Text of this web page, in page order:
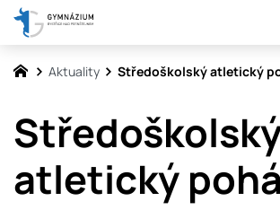
Aktuality Středoškolský atletický
atletický